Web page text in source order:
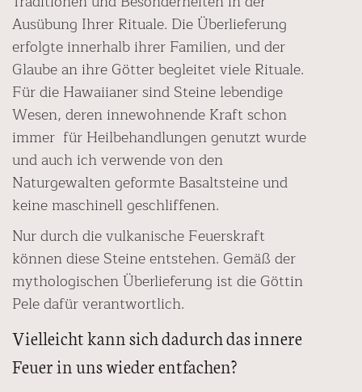
Ausübung Ihrer Rituale. Die Überlieferung
erfolgte innerhalb ihrer Familien, und der
Glaube an ihre Götter begleitet viele Rituale.
Für die Hawaiianer sind Steine lebendige
Wesen, deren innewohnende Kraft schon
immer für Heilbehandlungen genutzt wurde
und auch ich verwende von den
Naturgewalten geformte Basaltsteine und
keine maschinell geschliffenen.
Nur durch die vulkanische Feuerskraft
können diese Steine entstehen. Gemäß der
mythologischen Überlieferung ist die Göttin
Pele dafür verantwortlich.
Vielleicht kann sich dadurch das innere
Feuer in uns wieder entfachen?